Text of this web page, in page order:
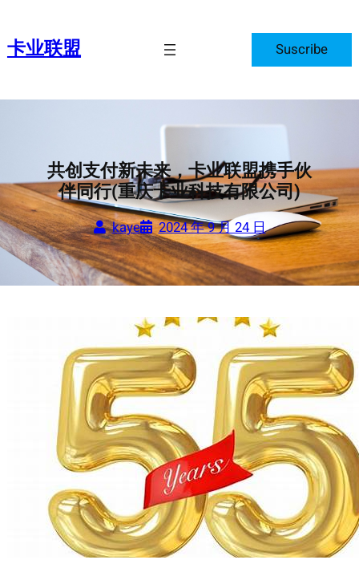
内卡业联盟 Suscribe
共创支付新未来，卡业联盟携手伙
伴同行(重庆卡业科技有限公司)
kaye 2024 年 9 月 24 日